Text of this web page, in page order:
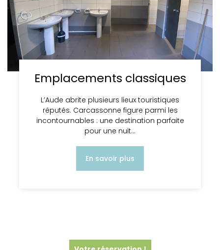
Emplacements classiques
L’Aude abrite plusieurs lieux touristiques
réputés. Carcassonne figure parmi les
incontournables : une destination parfaite
pour une nuit…
En savoir plus